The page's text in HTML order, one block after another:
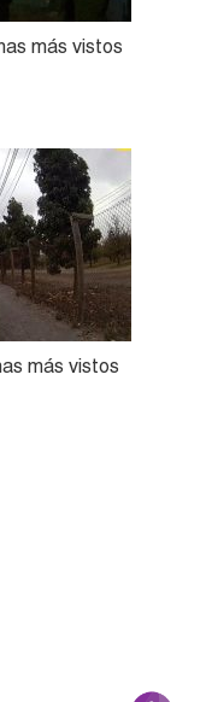
más vistos
más vistos